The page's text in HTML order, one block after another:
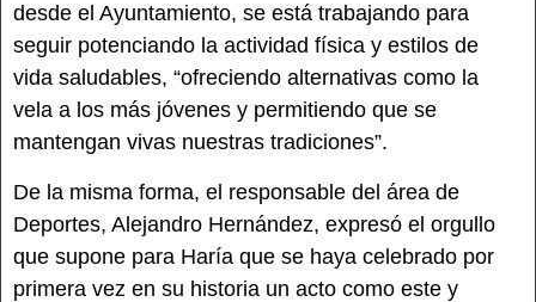
desde el Ayuntamiento, se está trabajando para
seguir potenciando la actividad física y estilos de
vida saludables, “ofreciendo alternativas como la
vela a los más jóvenes y permitiendo que se
mantengan vivas nuestras tradiciones”.
De la misma forma, el responsable del área de
Deportes, Alejandro Hernández, expresó el orgullo
que supone para Haría que se haya celebrado por
primera vez en su historia un acto como este y